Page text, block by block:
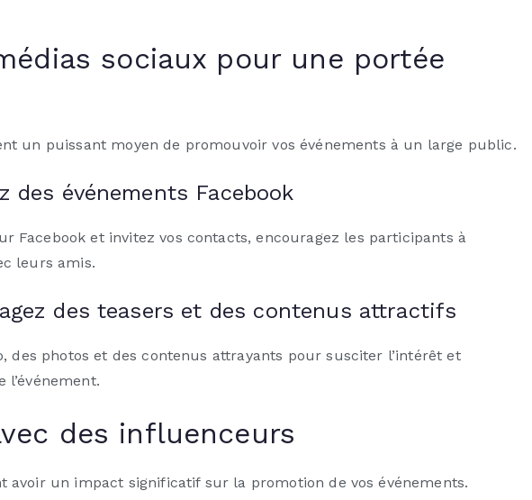
sociaux pour une portée
un puissant moyen de promouvoir vos événements à un large public.
des événements Facebook
Facebook et invitez vos contacts, encouragez les participants à
leurs amis.
des teasers et des contenus attractifs
des photos et des contenus attrayants pour susciter l’intérêt et
l’événement.
des influenceurs
avoir un impact significatif sur la promotion de vos événements.